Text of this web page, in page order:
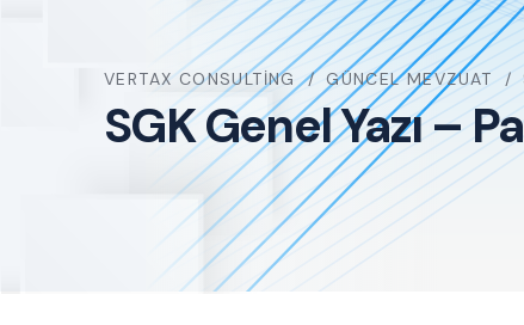
VERTAX CONSULTING GÜNCEL MEVZUAT
SGK Genel Yazı –